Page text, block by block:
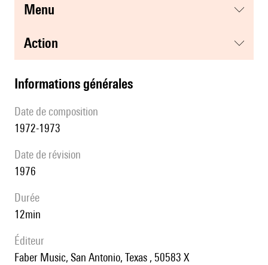
menu
action
informations générales
date de composition
1972-1973
date de révision
1976
durée
12min
éditeur
Faber Music, San Antonio, Texas , 50583 X